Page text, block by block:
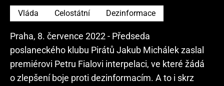
Vláda Celostátní Dezinformace
Praha, 8. července 2022 - Předseda
poslaneckého klubu Pirátů Jakub Michálek zaslal
premiérovi Petru Fialovi interpelaci, ve které žádá
o zlepšení boje proti dezinformacím. A to i skrz